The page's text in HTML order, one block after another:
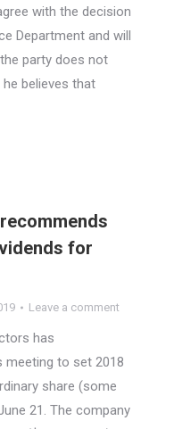
with the decision
Department and will
party does not
believes that
for
Leave a comment
has
meeting to set 2018
share (some
21. The company